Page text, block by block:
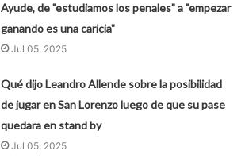
Ayude, de "estudiamos los penales" a "empezar
ganando es una caricia"
Jul 05, 2025
Qué dijo Leandro Allende sobre la posibilidad
de jugar en San Lorenzo luego de que su pase
quedara en stand by
Jul 05, 2025